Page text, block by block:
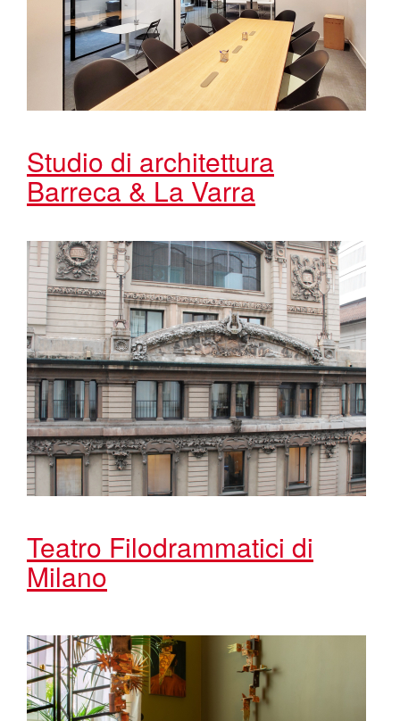
Studio di architettura
Barreca & La Varra
Teatro Filodrammatici di
Milano